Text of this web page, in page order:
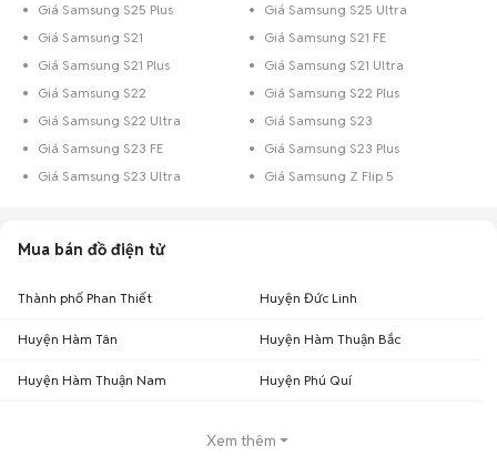
Giá Samsung S25 Plus
Giá Samsung S25 Ultra
Giá Samsung S21
Giá Samsung S21 FE
Giá Samsung S21 Plus
Giá Samsung S21 Ultra
Giá Samsung S22
Giá Samsung S22 Plus
Giá Samsung S22 Ultra
Giá Samsung S23
Giá Samsung S23 FE
Giá Samsung S23 Plus
Giá Samsung S23 Ultra
Giá Samsung Z Flip 5
Mua bán đồ điện tử
Thành phố Phan Thiết Huyện Đức Linh
Huyện Hàm Tân Huyện Hàm Thuận Bắc
Huyện Hàm Thuận Nam Huyện Phú Quí
Xem thêm